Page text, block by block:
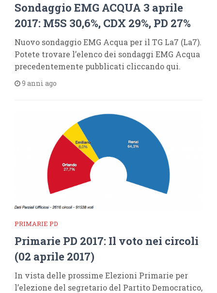
Sondaggio EMG ACQUA 3 aprile
2017: M5S 30,6%, CDX 29%, PD 27%
Nuovo sondaggio EMG Acqua per il TG La7 (La7).
Potete trovare l’elenco dei sondaggi EMG Acqua
precedentemente pubblicati cliccando qui.
9 anni ago
PRIMARIE PD
Primarie PD 2017: Il voto nei circoli
(02 aprile 2017)
In vista delle prossime Elezioni Primarie per
l’elezione del segretario del Partito Democratico,